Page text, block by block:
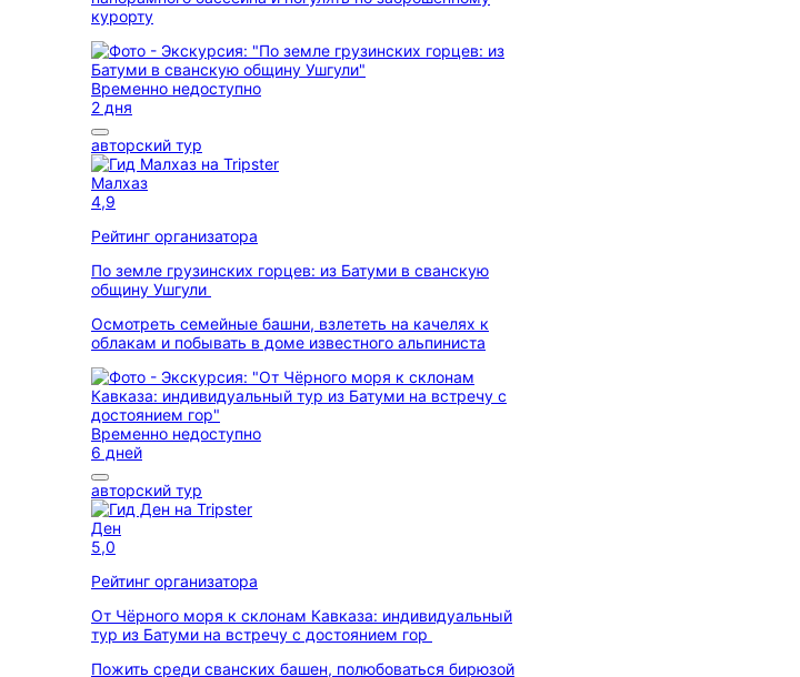
курорту
Временно недоступно
2 дня
авторский тур
Малхаз
4,9
Рейтинг организатора
По земле грузинских горцев: из Батуми в сванскую
общину Ушгули
Осмотреть семейные башни, взлететь на качелях к
облакам и побывать в доме известного альпиниста
Временно недоступно
6 дней
авторский тур
Ден
5,0
Рейтинг организатора
От Чёрного моря к склонам Кавказа: индивидуальный
тур из Батуми на встречу с достоянием гор
Пожить среди сванских башен, полюбоваться бирюзой